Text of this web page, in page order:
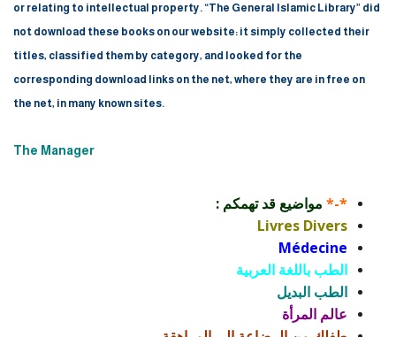
or relating to intellectual property. “The General Islamic Library” did
not download these books on our website: it simply collected their
titles, classified them by category, and looked for the
corresponding download links on the net, where they are in free on
the net, in many known sites.
The Manager
*-* مواضيع قد تهمكم :
Livres Divers
Médecine
الطب باللغة العربية
الطب البديل
عالم المرأة